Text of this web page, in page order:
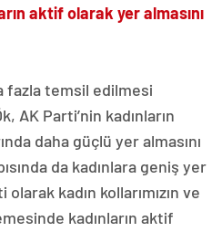
aktif olarak yer almasını
fazla temsil edilmesi
AK Parti’nin kadınların
daha güçlü yer almasını
da kadınlara geniş yer
kadın kollarımızın ve
kadınların aktif